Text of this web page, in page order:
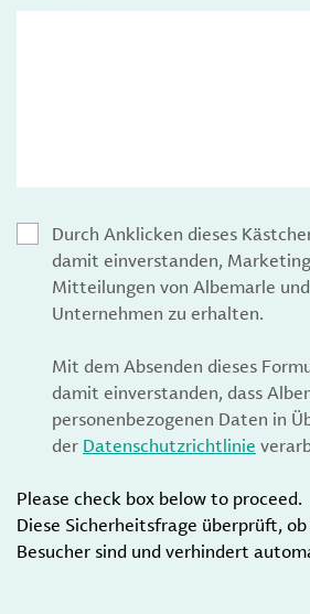
Durch Anklicken dieses
damit einverstanden,
Mitteilungen von Albemarle
Unternehmen zu erhalten.
Mit dem Absenden dieses
damit einverstanden, dass
personenbezogenen Daten in
der Datenschutzrichtlinie
Please check box below to proceed.
Diese Sicherheitsfrage überprüft,
Besucher sind und verhindert